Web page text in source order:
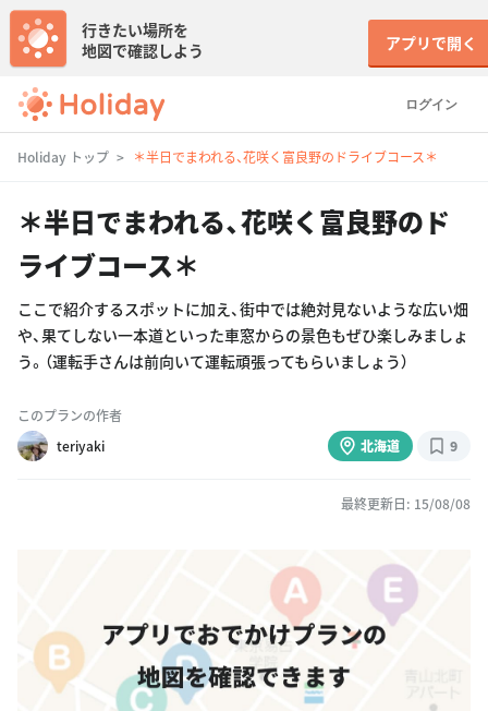
ログイン
行きたい場所を
地図で確認しよう
アプリで開く
Holiday トップ ＊半日でまわれる、花咲く富良野のドライブコース＊
＊半日でまわれる、花咲く富良野のド
ライブコース＊
ここで紹介するスポットに加え、街中では絶対見ないような広い畑
や、果てしない一本道といった車窓からの景色もぜひ楽しみましょ
う。（運転手さんは前向いて運転頑張ってもらいましょう）
このプランの作者
teriyaki
北海道 9
最終更新日: 15/08/08